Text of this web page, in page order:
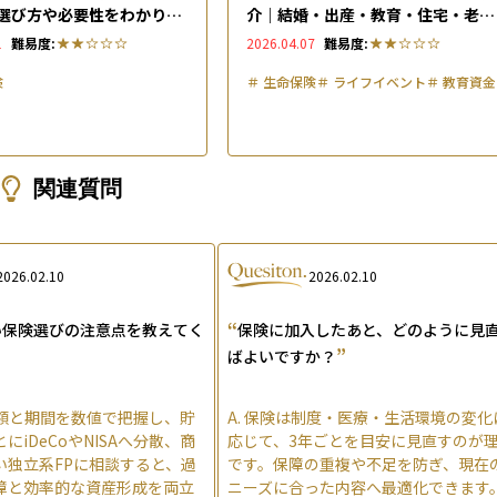
び方や必要性をわかりや
難易度:
介｜結婚・出産・教育・住宅・老後
はいくら必要か
2026.04.07 難易度:
＃ 生命保険＃ ライフイベント＃教育資金
関連質問
険選びの注意点を教えてく
と期間を数値で把握し、貯
にiDeCoやNISAへ分散、商
独立系FPに相談すると、過
と効率的な資産形成を両立
2026.02.10
“保険に加入したあと、どのように見
ばよいですか？ ”
A.保険は制度・医療・生活環境の変化
応じて、3年ごとを目安に見直すのが
です。保障の重複や不足を防ぎ、現在
ニーズに合った内容へ最適化できます。